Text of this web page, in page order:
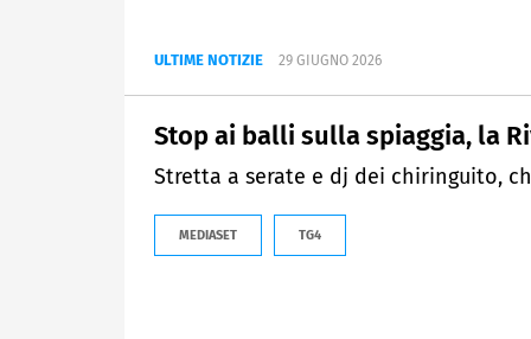
ULTIME NOTIZIE 29 GIUGNO 2026
Stop ai balli sulla spiaggia, la
Stretta a serate e dj dei chiringuito,
MEDIASET TG4